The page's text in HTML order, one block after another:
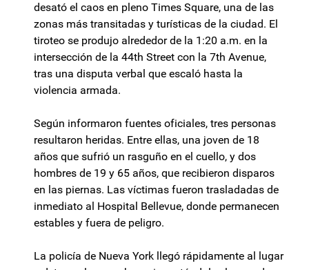
desató el caos en pleno Times Square, una de las
zonas más transitadas y turísticas de la ciudad. El
tiroteo se produjo alrededor de la 1:20 a.m. en la
intersección de la 44th Street con la 7th Avenue,
tras una disputa verbal que escaló hasta la
violencia armada.
Según informaron fuentes oficiales, tres personas
resultaron heridas. Entre ellas, una joven de 18
años que sufrió un rasguño en el cuello, y dos
hombres de 19 y 65 años, que recibieron disparos
en las piernas. Las víctimas fueron trasladadas de
inmediato al Hospital Bellevue, donde permanecen
estables y fuera de peligro.
La policía de Nueva York llegó rápidamente al lugar